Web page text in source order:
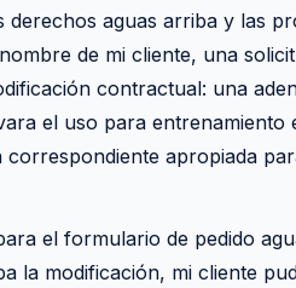
aguas arriba y las
de mi cliente, una
contractual: una
el uso para entrenamiento
apropiada
el formulario de pedido
la modificación, mi cliente